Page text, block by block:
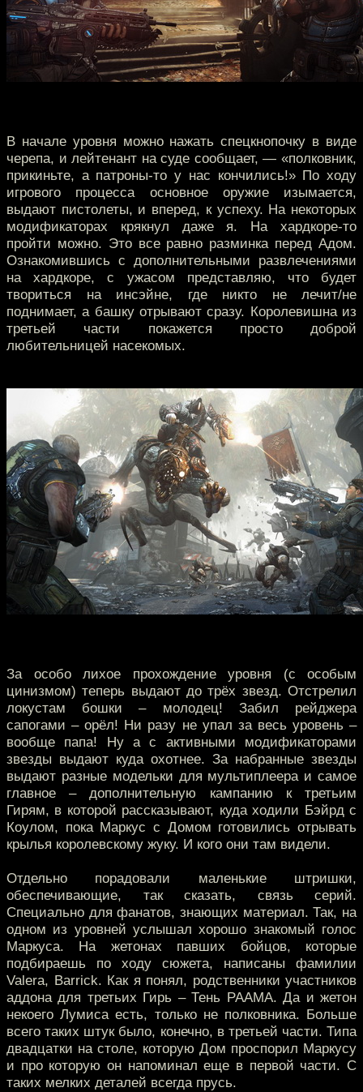
В начале уровня можно нажать спецкнопочку в виде
черепа, и лейтенант на суде сообщает, — «полковник,
прикиньте, а патроны-то у нас кончились!» По ходу
игрового процесса основное оружие изымается,
выдают пистолеты, и вперед, к успеху. На некоторых
модификаторах крякнул даже я. На хардкоре-то
пройти можно. Это все равно разминка перед Адом.
Ознакомившись с дополнительными развлечениями
на хардкоре, с ужасом представляю, что будет
твориться на инсэйне, где никто не лечит/не
поднимает, а башку отрывают сразу. Королевишна из
третьей части покажется просто доброй
любительницей насекомых.
За особо лихое прохождение уровня (с особым
цинизмом) теперь выдают до трёх звезд. Отстрелил
локустам бошки – молодец! Забил рейджера
сапогами – орёл! Ни разу не упал за весь уровень –
вообще папа! Ну а с активными модификаторами
звезды выдают куда охотнее. За набранные звезды
выдают разные модельки для мультиплеера и самое
главное – дополнительную кампанию к третьим
Гирям, в которой рассказывают, куда ходили Бэйрд с
Коулом, пока Маркус с Домом готовились отрывать
крылья королевскому жуку. И кого они там видели.
Отдельно порадовали маленькие штришки,
обеспечивающие, так сказать, связь серий.
Специально для фанатов, знающих материал. Так, на
одном из уровней услышал хорошо знакомый голос
Маркуса. На жетонах павших бойцов, которые
подбираешь по ходу сюжета, написаны фамилии
Valera, Barrick. Как я понял, родственники участников
аддона для третьих Гирь – Тень РААМА. Да и жетон
некоего Лумиса есть, только не полковника. Больше
всего таких штук было, конечно, в третьей части. Типа
двадцатки на столе, которую Дом проспорил Маркусу
и про которую он напоминал еще в первой части. С
таких мелких деталей всегда прусь.